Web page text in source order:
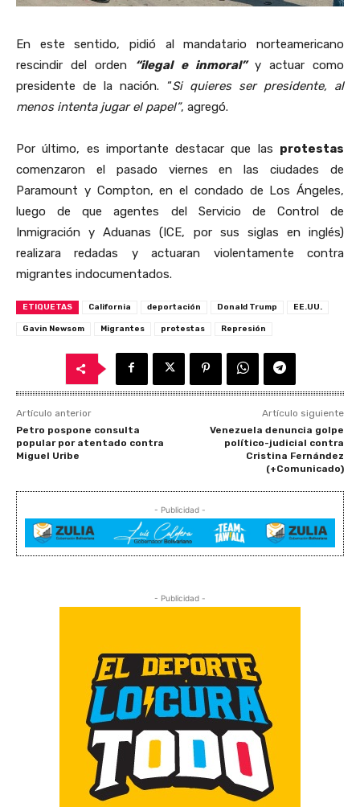
En este sentido, pidió al mandatario norteamericano
rescindir del orden “ilegal e inmoral”y actuar como
presidente de la nación. “Si quieres ser presidente, al
menos intenta jugar el papel”, agregó.
Por último, es importante destacar que las protestas
comenzaron el pasado viernes en las ciudades de
Paramount y Compton, en el condado de Los Ángeles,
luego de que agentes del Servicio de Control de
Inmigración y Aduanas (ICE, por sus siglas en inglés)
realizara redadas y actuaran violentamente contra
migrantes indocumentados.
ETIQUETAS California deportación Donald Trump EE.UU.
Gavin Newsom Migrantes protestas Represión
Artículo anterior
Petro pospone consulta
popular por atentado contra
Miguel Uribe
Artículo siguiente
Venezuela denuncia golpe
político-judicial contra
Cristina Fernández
(+Comunicado)
- Publicidad -
- Publicidad -